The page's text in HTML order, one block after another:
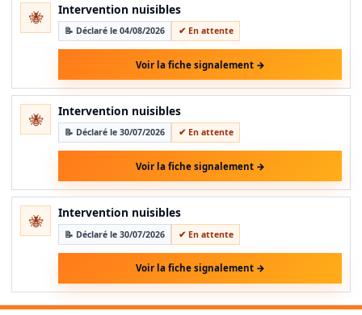
🐝 Intervention nuisibles
📝 Déclaré le 04/08/2026 ✔ En attente
Voir la fiche signalement →
🐝 Intervention nuisibles
📝 Déclaré le 30/07/2026 ✔ En attente
Voir la fiche signalement →
🐝 Intervention nuisibles
📝 Déclaré le 30/07/2026 ✔ En attente
Voir la fiche signalement →